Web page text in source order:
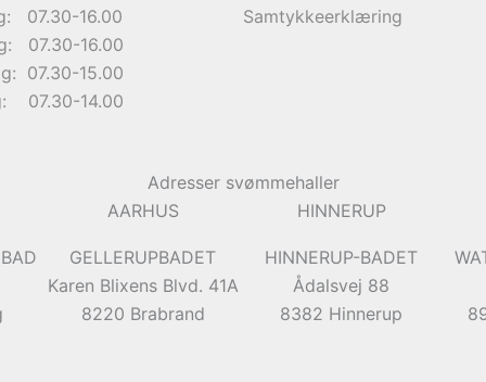
07.30-16.00
07.30-16.00
07.30-15.00
07.30-14.00
Samtykkeerklæring
Adresser svømmehaller
AARHUS
GELLERUPBADET
Karen Blixens Blvd. 41A
8220 Brabrand
HINNERUP
HINNERUP-BADET
Ådalsvej 88
8382 Hinnerup